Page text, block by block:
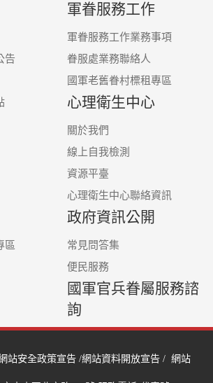
告
軍眷服務工作
軍眷服務工作業務事項
眷服處業務聯絡人
國軍老舊眷村標租專區
心理衛生中心
關於我們
線上自我檢測
資源平臺
心理衛生中心聯絡資訊
區
政府資訊公開
常見問答集
便民服務
國軍官兵眷屬服務諮
詢
站安全政策宣告 /網站資料開放宣告 / 網站